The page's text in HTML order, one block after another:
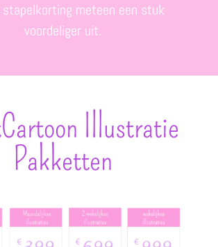
stapelkorting meteen een stuk
voordeliger uit.
Illustratie
Pakketten